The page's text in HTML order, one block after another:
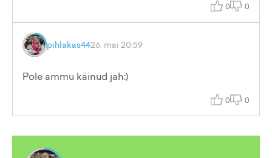
0 0
pihlakas4426. mai 20:59
Pole ammu käinud jah:)
0 0